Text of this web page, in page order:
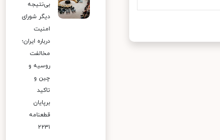
بی‌نتیجه
دیگر شورای
امنیت
درباره ایران؛
مخالفت
روسیه و
چین و
تاکید
برپایان
قطعنامه
۲۲۳۱